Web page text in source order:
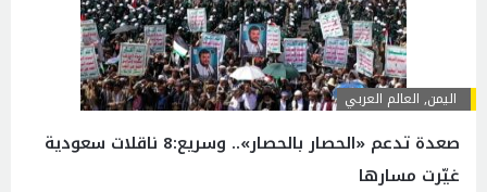
اليمن, العالم العربي
صعدة تدعم «الحصار بالحصار».. وسريع:8 ناقلات سعودية
غيّرت مسارها